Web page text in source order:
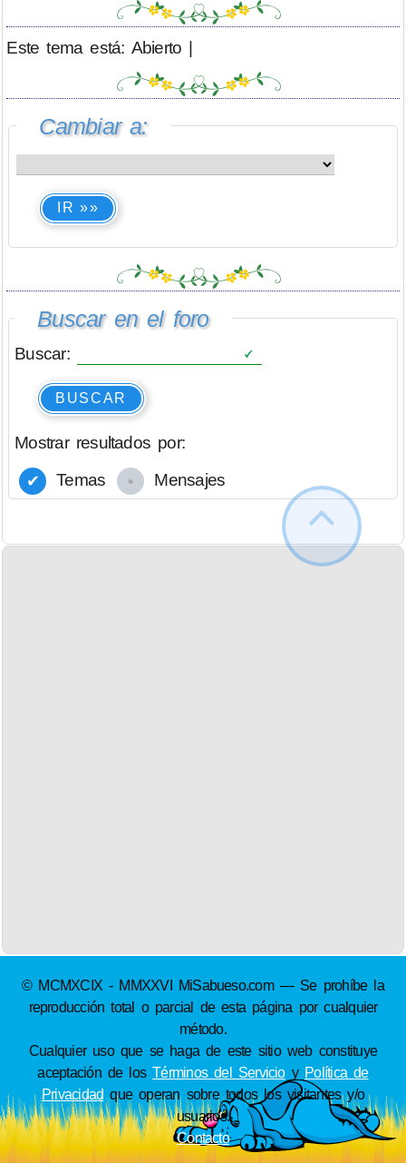
Este tema está: Abierto |
Cambiar a:
IR »»
Buscar en el foro
Buscar:
BUSCAR
Mostrar resultados por:
Temas
Mensajes
© MCMXCIX - MMXXVI MiSabueso.com — Se prohíbe la
reproducción total o parcial de esta página por cualquier
método.
Cualquier uso que se haga de este sitio web constituye
aceptación de losTérminos del Servicioy Política de
Privacidad que operan sobre todos los visitantes y/o
usuarios.
Contacto